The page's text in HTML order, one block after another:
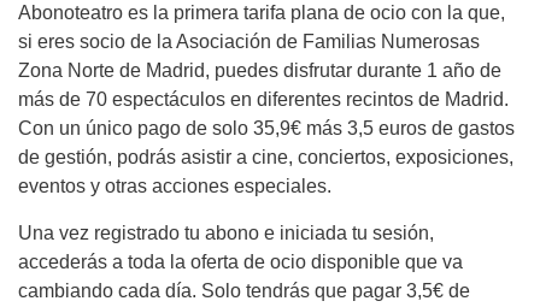
Abonoteatro es la primera tarifa plana de ocio con la que,
si eres socio de la Asociación de Familias Numerosas
Zona Norte de Madrid, puedes disfrutar durante 1 año de
más de 70 espectáculos en diferentes recintos de Madrid.
Con un único pago de solo 35,9€ más 3,5 euros de gastos
de gestión, podrás asistir a cine, conciertos, exposiciones,
eventos y otras acciones especiales.
Una vez registrado tu abono e iniciada tu sesión,
accederás a toda la oferta de ocio disponible que va
cambiando cada día. Solo tendrás que pagar 3,5€ de